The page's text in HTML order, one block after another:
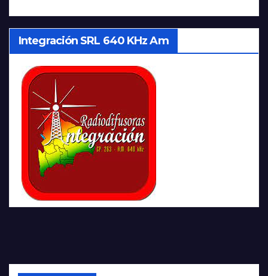
Integración SRL 640 KHz Am